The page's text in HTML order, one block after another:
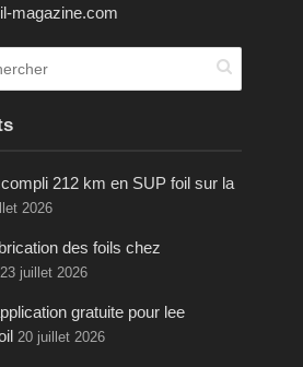
magazine.com
212 km en SUP foil sur la
2026
des foils chez
23 juillet 2026
gratuite pour lee
20 juillet 2026